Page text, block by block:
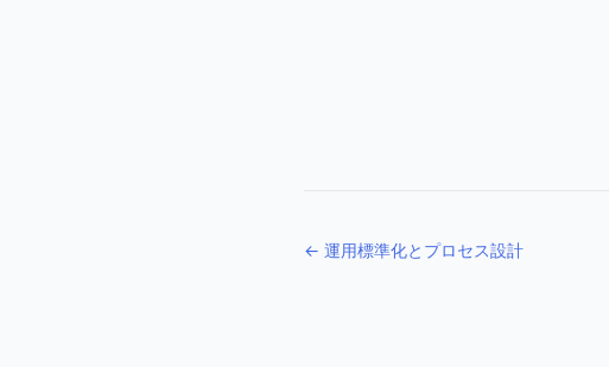
← 運用標準化とプロセス設計